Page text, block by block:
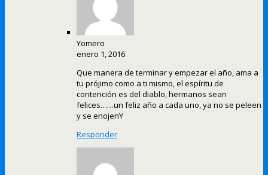
Yomero
enero 1, 2016
Que manera de terminar y empezar el año, ama a
tu prójimo como a ti mismo, el espíritu de
contención es del diablo, hermanos sean
felices……un feliz año a cada uno, ya no se peleen
y se enojenY
Responder